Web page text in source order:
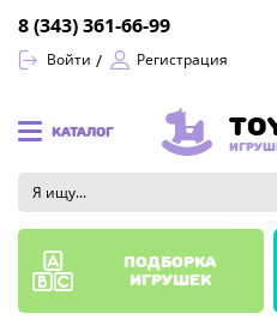
Войти Регистрация
8 (343) 361-66-99
КАТАЛОГ
подборка
игрушек